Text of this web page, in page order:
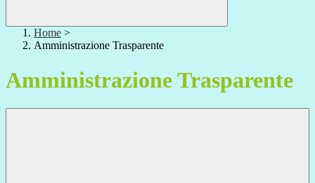
Home >
Amministrazione Trasparente
Amministrazione Trasparente